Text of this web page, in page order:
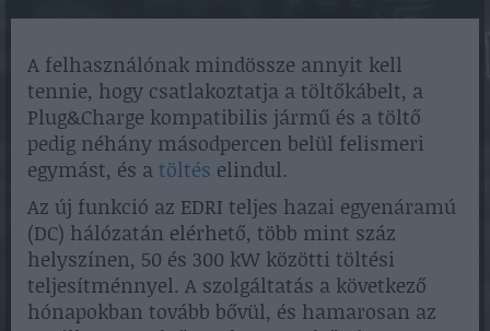
A felhasználónak mindössze annyit kell
tennie, hogy csatlakoztatja a töltőkábelt, a
Plug&Charge kompatibilis jármű és a töltő
pedig néhány másodpercen belül felismeri
egymást, és atöltés elindul.
Az új funkció az EDRI teljes hazai egyenáramú
(DC) hálózatán elérhető, több mint száz
helyszínen, 50 és 300 kW közötti töltési
teljesítménnyel. A szolgáltatás a következő
hónapokban tovább bővül, és hamarosan az